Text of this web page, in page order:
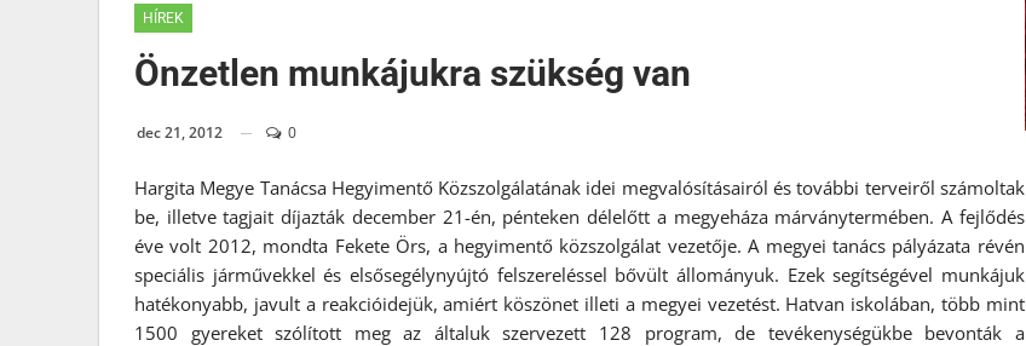
HÍREK
Önzetlen munkájukra szükség van
dec 21, 2012 0
Hargita Megye Tanácsa Hegyimentő Közszolgálatának idei megvalósításairól és további terveiről számoltak
be, illetve tagjait díjazták december 21-én, pénteken délelőtt a megyeháza márványtermében. A fejlődés
éve volt 2012, mondta Fekete Örs, a hegyimentő közszolgálat vezetője. A megyei tanács pályázata révén
speciális járművekkel és elsősegélynyújtó felszereléssel bővült állományuk. Ezek segítségével munkájuk
hatékonyabb, javult a reakcióidejük, amiért köszönet illeti a megyei vezetést. Hatvan iskolában, több mint
1500 gyereket szólított meg az általuk szervezett 128 program, de tevékenységükbe bevonták a